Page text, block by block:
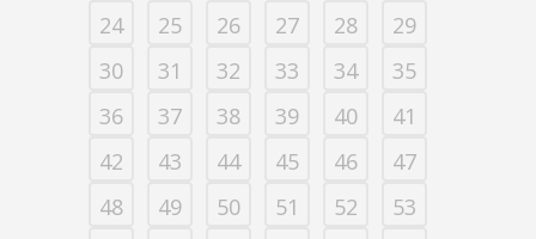
24 25 26 27 28
29
30
31 32 33 34
35
36
37 38 39 40
41
42
43 44 45 46
47
48
49 50 51 52
53